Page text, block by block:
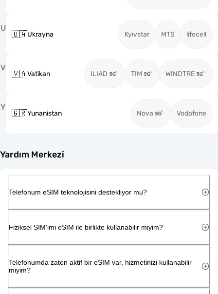
U
🇺🇦Ukrayna Kyivstar MTS lifecell
V
🇻🇦Vatikan ILIAD TIM WINDTRE
Y
🇬🇷Yunanistan Nova Vodafone
Yardım Merkezi
Telefonum eSIM teknolojisini destekliyor mu?
Fiziksel SIM'imi eSIM ile birlikte kullanabilir miyim?
Telefonumda zaten aktif bir eSIM var, hizmetinizi kullanabilir
miyim?